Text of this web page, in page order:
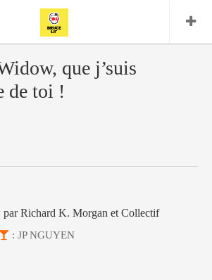
que j’suis
de toi !
Richard K. Morgan et Collectif
: JP NGUYEN
Figure
Presse
Semic